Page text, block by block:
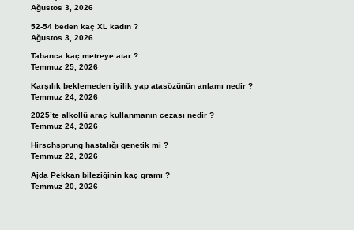
Ağustos 3, 2026
52-54 beden kaç XL kadın ?
Ağustos 3, 2026
Tabanca kaç metreye atar ?
Temmuz 25, 2026
Karşılık beklemeden iyilik yap atasözünün anlamı nedir ?
Temmuz 24, 2026
2025’te alkollü araç kullanmanın cezası nedir ?
Temmuz 24, 2026
Hirschsprung hastalığı genetik mi ?
Temmuz 22, 2026
Ajda Pekkan bileziğinin kaç gramı ?
Temmuz 20, 2026